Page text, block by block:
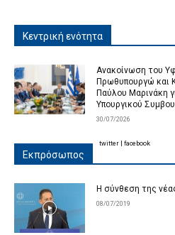
Κεντρική ενότητα
Ανακοίνωση του
Πρωθυπουργώ και
Παύλου Μαρινάκη
Υπουργικού
30/07/2026
Εκπρόσωπος
Η σύνθεση της
08/07/2019
twitter facebook